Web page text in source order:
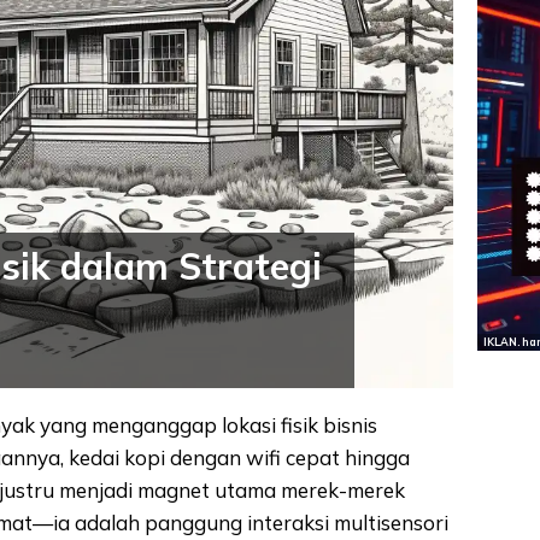
dalam Strategi
yang menganggap lokasi fisik bisnis
kedai kopi dengan wifi cepat hingga
menjadi magnet utama merek-merek
adalah panggung interaksi multisensori
IKLAN.